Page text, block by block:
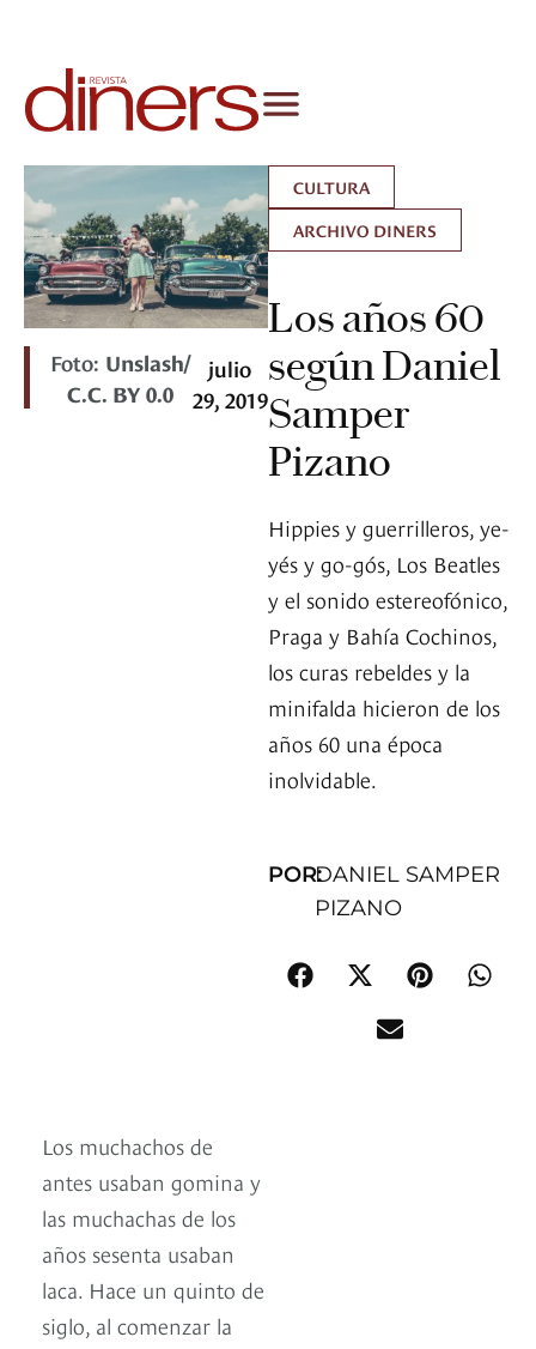
Foto: Unslash/
C.C. BY 0.0
julio
29, 2019
CULTURA
ARCHIVO DINERS
Los años 60
según Daniel
Samper
Pizano
Hippies y guerrilleros, ye-
yés y go-gós, Los Beatles
y el sonido estereofónico,
Praga y Bahía Cochinos,
los curas rebeldes y la
minifalda hicieron de los
años 60 una época
inolvidable.
POR:DANIEL SAMPER
PIZANO
Los muchachos de
antes usaban gomina y
las muchachas de los
años sesenta usaban
laca. Hace un quinto de
siglo, al comenzar la